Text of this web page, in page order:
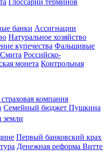
Глоссарий терминов
банки Ассигнации
Натуральное хозяйство
купечества Фальшивые
Российско-
монета Контрольная
компания
Семейный бюджет Пушкина
Первый банковский крах
Денежная реформа Витте